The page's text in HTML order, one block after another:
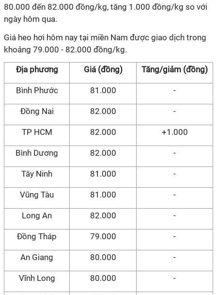
80.000 đến 82.000 đồng/kg, tăng 1.000 đồng/kg so với
ngày hôm qua.
Giá heo hơi hôm nay tại miền Nam được giao dịch trong
khoảng 79.000 - 82.000 đồng/kg.
Địa phương Giá (đồng) Tăng/giảm (đồng)
Bình Phước 81.000 -
Đồng Nai 82.000 -
TP HCM 82.000 +1.000
Bình Dương 82.000 -
Tây Ninh 81.000 -
Vũng Tàu 81.000 -
Long An 82.000 -
Đồng Tháp 79.000 -
An Giang 80.000 -
Vĩnh Long 80.000 -